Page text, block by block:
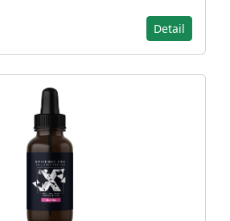
Detail